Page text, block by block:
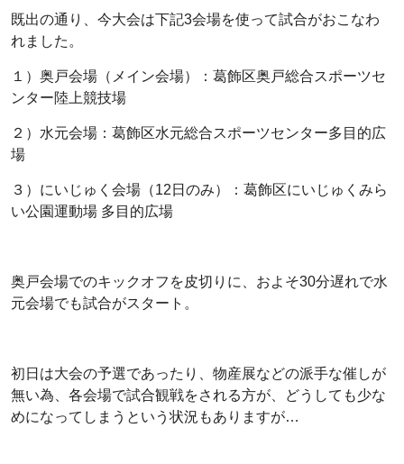
既出の通り、今大会は下記3会場を使って試合がおこなわ
れました。
１）奥戸会場（メイン会場）：葛飾区奥戸総合スポーツセ
ンター陸上競技場
２）水元会場：葛飾区水元総合スポーツセンター多目的広
場
３）にいじゅく会場（12日のみ）：葛飾区にいじゅくみら
い公園運動場 多目的広場
奥戸会場でのキックオフを皮切りに、およそ30分遅れで水
元会場でも試合がスタート。
初日は大会の予選であったり、物産展などの派手な催しが
無い為、各会場で試合観戦をされる方が、どうしても少な
めになってしまうという状況もありますが…